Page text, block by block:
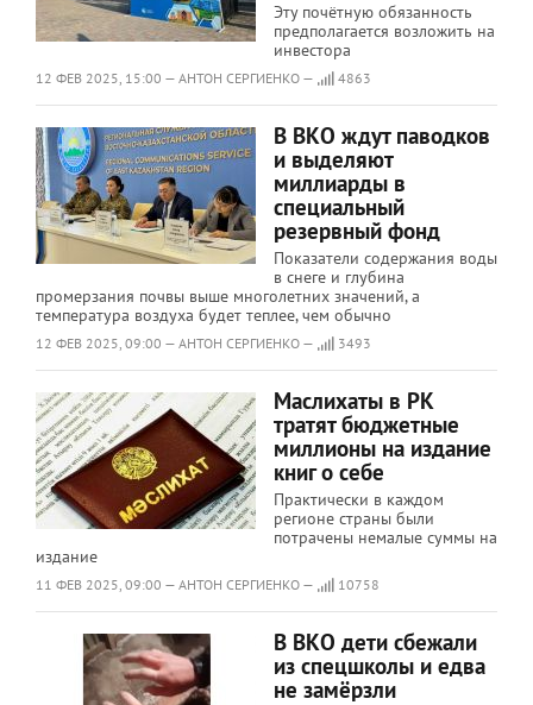
Эту почётную обязанность
предполагается возложить на
инвестора
12 ФЕВ 2025, 15:00 — АНТОН СЕРГИЕНКО — 4863
В ВКО ждут паводков
и выделяют
миллиарды в
специальный
резервный фонд
Показатели содержания воды
в снеге и глубина
промерзания почвы выше многолетних значений, а
температура воздуха будет теплее, чем обычно
12 ФЕВ 2025, 09:00 — АНТОН СЕРГИЕНКО — 3493
Маслихаты в РК
тратят бюджетные
миллионы на издание
книг о себе
Практически в каждом
регионе страны были
потрачены немалые суммы на
издание
11 ФЕВ 2025, 09:00 — АНТОН СЕРГИЕНКО — 10758
В ВКО дети сбежали
из спецшколы и едва
не замёрзли